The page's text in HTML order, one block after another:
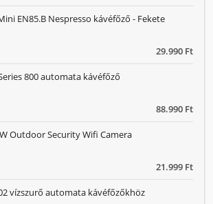
29.990 Ft
EN85.B Nespresso kávéfőző - Fekete
88.990 Ft
800 automata kávéfőző
21.999 Ft
Outdoor Security Wifi Camera
vízszurő automata kávéfőzőkhöz